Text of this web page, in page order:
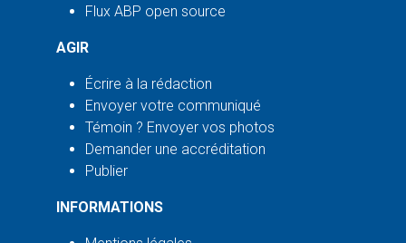
Flux ABP open source
AGIR
Écrire à la rédaction
Envoyer votre communiqué
Témoin ? Envoyer vos photos
Demander une accréditation
Publier
INFORMATIONS